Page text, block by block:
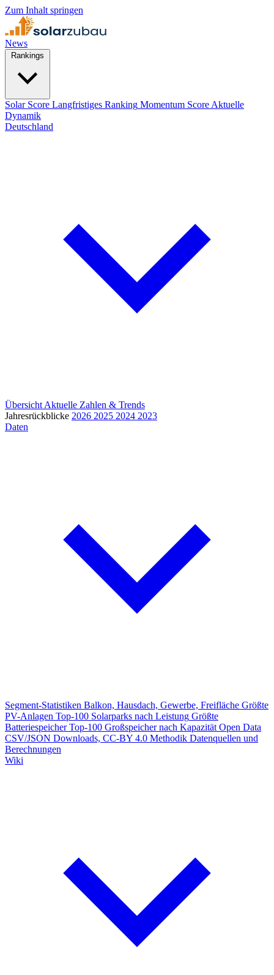
Zum Inhalt springen
News
Solar Score Langfristiges Ranking Momentum Score Aktuelle
Dynamik
Deutschland
Übersicht Aktuelle Zahlen & Trends
Jahresrückblicke 2026 2025 2024 2023
Daten
Segment-Statistiken Balkon, Hausdach, Gewerbe, Freifläche Größte
PV-Anlagen Top-100 Solarparks nach Leistung Größte
Batteriespeicher Top-100 Großspeicher nach Kapazität Open Data
CSV/JSON Downloads, CC-BY 4.0 Methodik Datenquellen und
Berechnungen
Wiki